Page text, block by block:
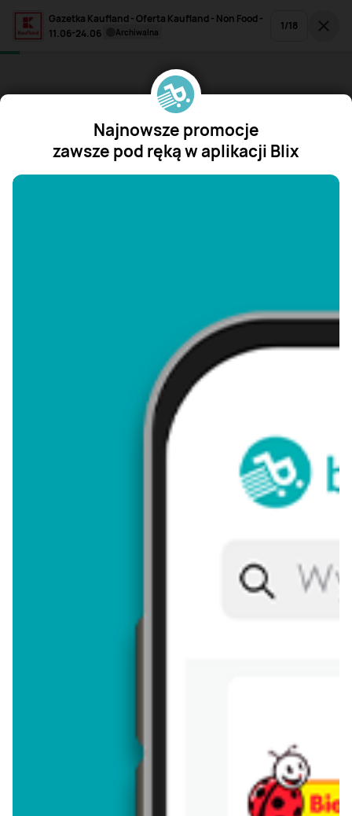
Gazetka Kaufland - Oferta Kaufland - Non Food -
11.06-24.06
archiwalna 1/18
Najnowsze promocje
zawsze pod ręką w aplikacji Blix
"/>